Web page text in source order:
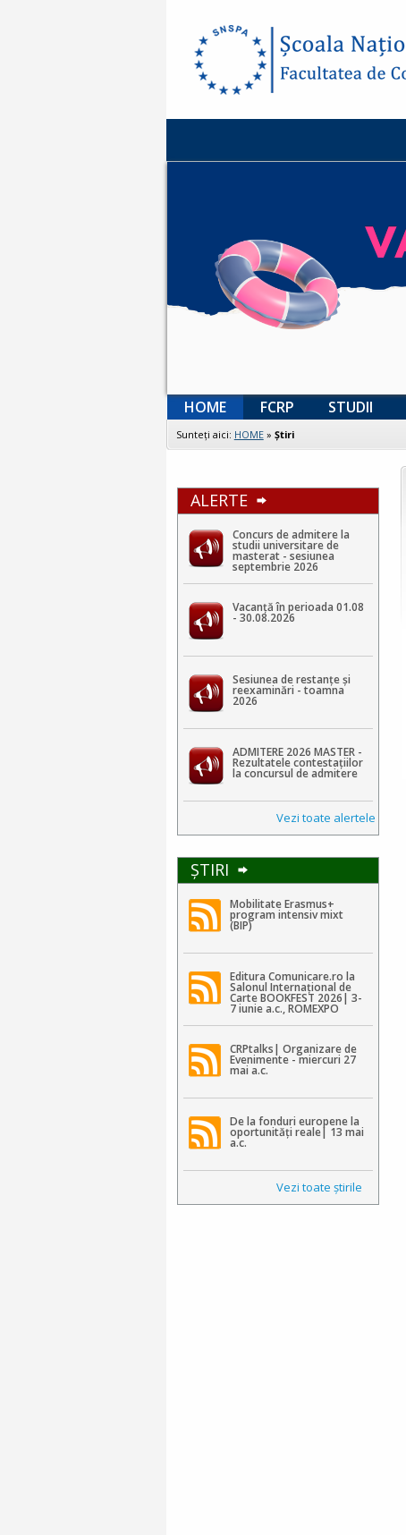
HOME FCRP STUDII
Sunteţi aici: HOME» Ştiri
ALERTE
Concurs de admitere la
studii universitare de
masterat - sesiunea
septembrie 2026
Vacanță în perioada 01.08
- 30.08.2026
Sesiunea de restanțe și
reexaminări - toamna
2026
ADMITERE 2026 MASTER -
Rezultatele contestaţiilor
la concursul de admitere
Vezi toate alertele
ŞTIRI
Mobilitate Erasmus+
program intensiv mixt
(BIP)
Editura Comunicare.ro la
Salonul Internațional de
Carte BOOKFEST 2026| 3-
7 iunie a.c., ROMEXPO
CRPtalks| Organizare de
Evenimente - miercuri 27
mai a.c.
De la fonduri europene la
oportunități reale| 13 mai
a.c.
Vezi toate ştirile